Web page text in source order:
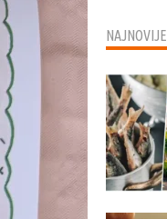
NAJNOVIJE